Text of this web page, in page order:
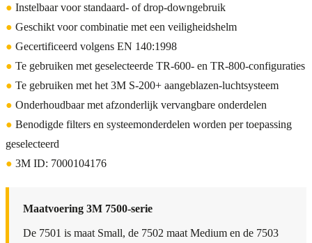
● Instelbaar voor standaard- of drop-downgebruik
● Geschikt voor combinatie met een veiligheidshelm
● Gecertificeerd volgens EN 140:1998
● Te gebruiken met geselecteerde TR-600- en TR-800-configuraties
● Te gebruiken met het 3M S-200+ aangeblazen-luchtsysteem
● Onderhoudbaar met afzonderlijk vervangbare onderdelen
● Benodigde filters en systeemonderdelen worden per toepassing
geselecteerd
● 3M ID: 7000104176
Maatvoering 3M 7500-serie
De 7501 is maat Small, de 7502 maat Medium en de 7503